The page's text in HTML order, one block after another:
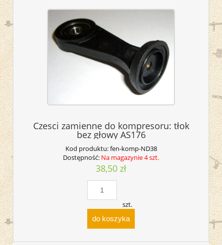
Czesci zamienne do kompresoru: tłok
bez głowy AS176
Kod produktu:fen-komp-ND38
Dostępność: Na magazynie 4 szt.
38,50 zł
szt.
do koszyka